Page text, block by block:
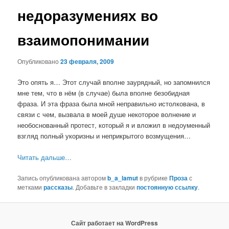
недоразумениях во
взаимопонимании
Опубликовано23 февраля, 2009
Это опять я… Этот случай вполне заурядный, но запомнился
мне тем, что в нём (в случае) была вполне безобидная
фраза. И эта фраза была мной неправильно истолкована, в
связи с чем, вызвала в моей душе некоторое волнение и
необоснованный протест, который я и вложил в недоуменный
взгляд полный укоризны и неприкрытого возмущения…
Читать дальше…
Запись опубликована авторомb_a_lamutв рубрикеПрозас
меткамирассказы. Добавьте в закладкипостоянную ссылку.
Сайт работает на WordPress